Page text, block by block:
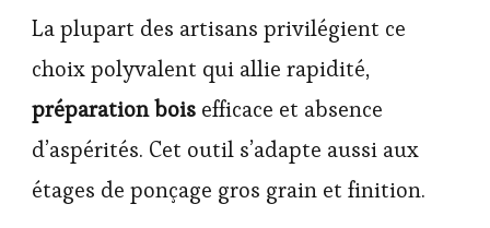
La plupart des artisans privilégient ce
choix polyvalent qui allie rapidité,
préparation bois efficace et absence
d’aspérités. Cet outil s’adapte aussi aux
étages de ponçage gros grain et finition.